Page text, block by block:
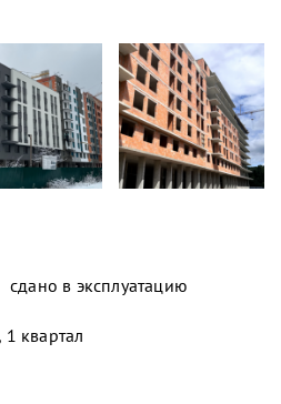
сдано в эксплуатацию
квартал